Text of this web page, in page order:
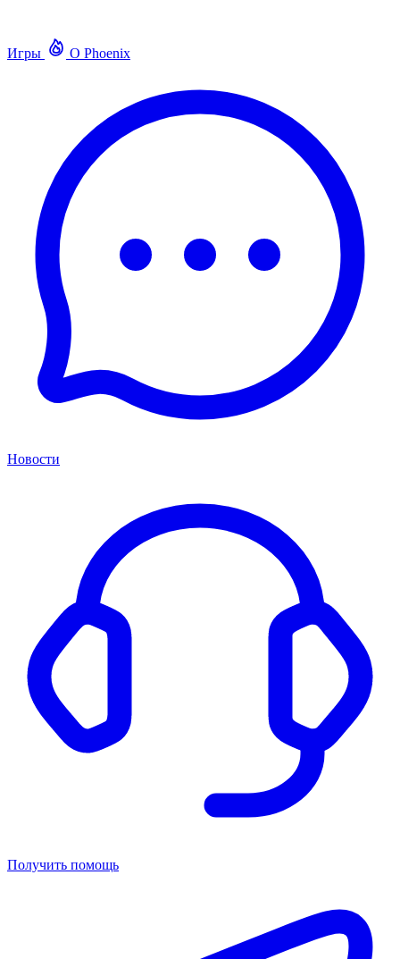
Игры О Phoenix
Новости
Получить помощь